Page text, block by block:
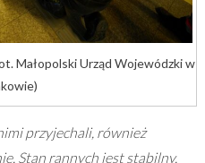
Małopolski Urząd Wojewódzki w
przyjechali, również
Stan rannych jest stabilny,